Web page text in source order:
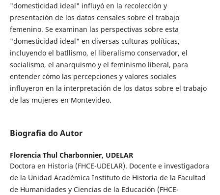
"domesticidad ideal" influyó en la recolección y
presentación de los datos censales sobre el trabajo
femenino. Se examinan las perspectivas sobre esta
"domesticidad ideal" en diversas culturas políticas,
incluyendo el batllismo, el liberalismo conservador, el
socialismo, el anarquismo y el feminismo liberal, para
entender cómo las percepciones y valores sociales
influyeron en la interpretación de los datos sobre el trabajo
de las mujeres en Montevideo.
Biografia do Autor
Florencia Thul Charbonnier, UDELAR
Doctora en Historia (FHCE-UDELAR). Docente e investigadora
de la Unidad Académica Instituto de Historia de la Facultad
de Humanidades y Ciencias de la Educación (FHCE-